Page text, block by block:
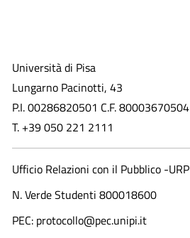
Università di Pisa
Lungarno Pacinotti, 43
P.I. 00286820501 C.F. 80003670504
T. +39 050 221 2111
Ufficio Relazioni con il Pubblico -URP
N. Verde Studenti 800018600​
PEC: protocollo@pec.unipi.it